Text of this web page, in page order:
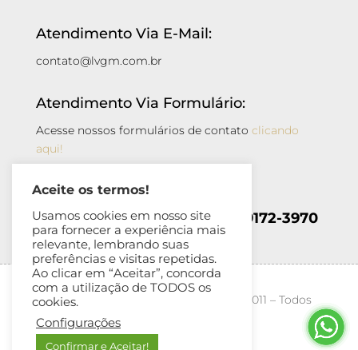
Atendimento Via E-Mail:
contato@lvgm.com.br
Atendimento Via Formulário:
Acesse nossos formulários de contato clicando
aqui!
Atendimento Via Whatsapp:
+55 (11) 99978-6096 || (14) 99172-3970
Living – Móveis Especiais – Copyright 2011 – Todos
os direitos reservados
Aceite os termos!
Usamos cookies em nosso site
para fornecer a experiência mais
relevante, lembrando suas
preferências e visitas repetidas.
Ao clicar em “Aceitar”, concorda
com a utilização de TODOS os
cookies.
Configurações
Confirmar e Aceitar!